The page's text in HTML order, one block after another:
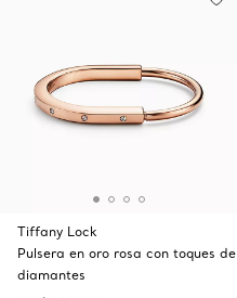
Tiffany Lock
Pulsera en oro rosa con toques de
diamantes